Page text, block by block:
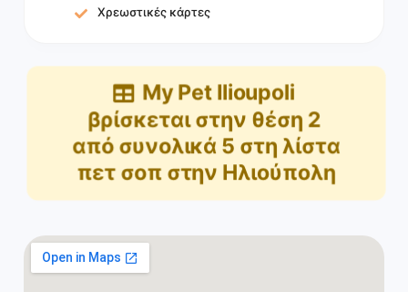
Χρεωστικές κάρτες
My Pet Ilioupoli
βρίσκεται στην θέση 2
από συνολικά 5 στη λίστα
πετ σοπ στην Ηλιούπολη